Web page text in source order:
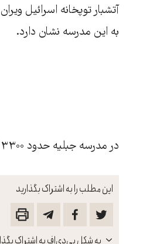
این مطلب را به اشتراک بگذارید
باز
آتشبار توپخانه اسرائیل
به این مدرسه نشان دارد.
در مدرسه جبلیه حدود ۳۳۰۰ آواره فلسطینی به همراه کودکانشان پناه گرفته بودند.